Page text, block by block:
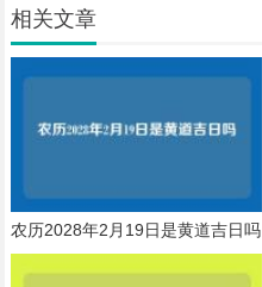
相关文章
农历2028年2月19日是黄道吉日吗